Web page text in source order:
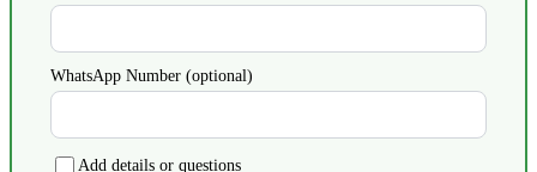
WhatsApp Number (optional)
Add details or questions